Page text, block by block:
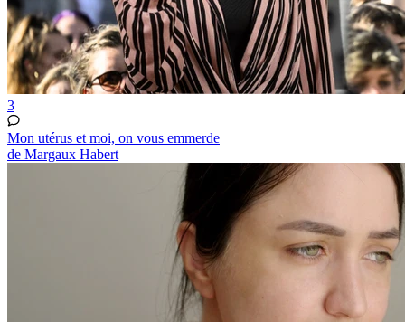
3
Mon utérus et moi, on vous emmerde
de Margaux Habert